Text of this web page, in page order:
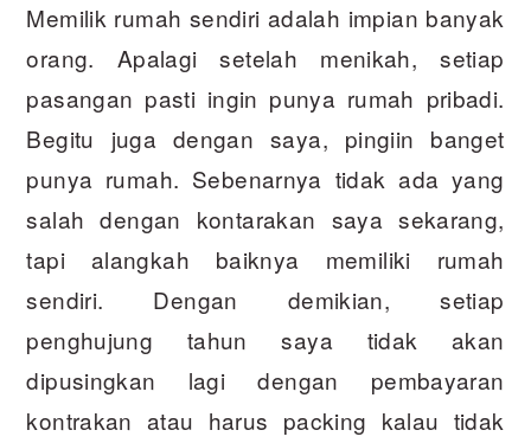
Memilik rumah sendiri adalah impian banyak
orang. Apalagi setelah menikah, setiap
pasangan pasti ingin punya rumah pribadi.
Begitu juga dengan saya, pingiin banget
punya rumah. Sebenarnya tidak ada yang
salah dengan kontarakan saya sekarang,
tapi alangkah baiknya memiliki rumah
sendiri. Dengan demikian, setiap
penghujung tahun saya tidak akan
dipusingkan lagi dengan pembayaran
kontrakan atau harus packing kalau tidak